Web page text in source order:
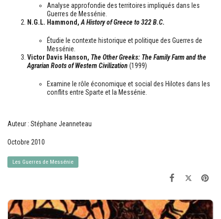
Analyse approfondie des territoires impliqués dans les
Guerres de Messénie.
N.G.L. Hammond, A History of Greece to 322 B.C.
Étudie le contexte historique et politique des Guerres de
Messénie.
Victor Davis Hanson, The Other Greeks: The Family Farm and the
Agrarian Roots of Western Civilization (1999)
Examine le rôle économique et social des Hilotes dans les
conflits entre Sparte et la Messénie.
Auteur : Stéphane Jeanneteau
Octobre 2010
Les Guerres de Messénie